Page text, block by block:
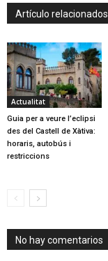
Artículo relacionados
Actualitat
Guia per a veure l’eclipsi
des del Castell de Xàtiva:
horaris, autobús i
restriccions
No hay comentarios